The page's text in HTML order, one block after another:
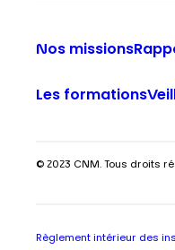
Nos missions
Les formations
© 2023 CNM. Tous droits
Règlement intérieur des